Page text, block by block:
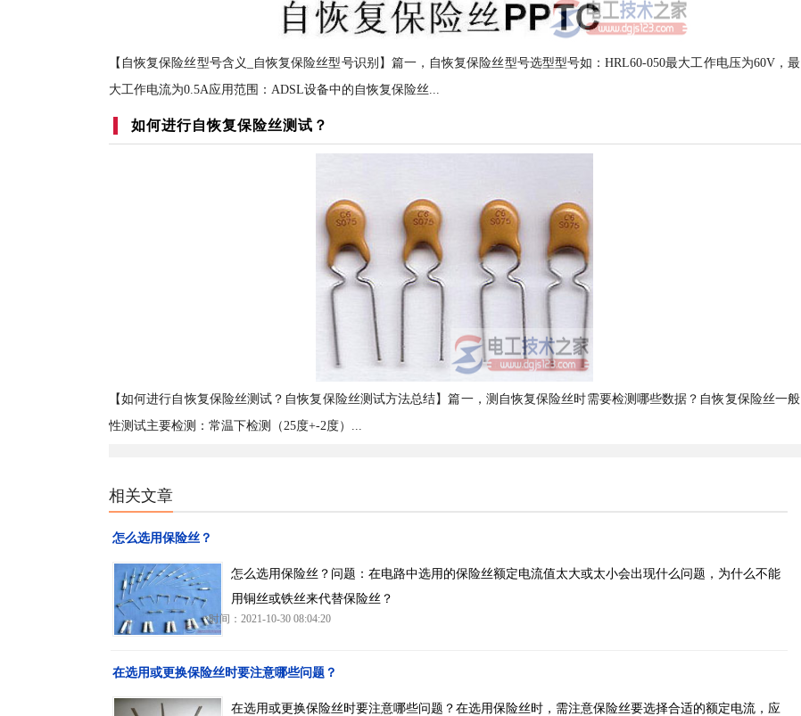
【自恢复保险丝型号含义_自恢复保险丝型号识别】篇一，自恢复保险丝型号选型型号如：HRL60-050最大工作电压为60V，最
大工作电流为0.5A应用范围：ADSL设备中的自恢复保险丝...
如何进行自恢复保险丝测试？
【如何进行自恢复保险丝测试？自恢复保险丝测试方法总结】篇一，测自恢复保险丝时需要检测哪些数据？自恢复保险丝一般
性测试主要检测：常温下检测（25度+-2度）...
相关文章
怎么选用保险丝？
怎么选用保险丝？问题：在电路中选用的保险丝额定电流值太大或太小会出现什么问题，为什么不能
用铜丝或铁丝来代替保险丝？
时间：2021-10-30 08:04:20
在选用或更换保险丝时要注意哪些问题？
在选用或更换保险丝时要注意哪些问题？在选用保险丝时，需注意保险丝要选择合适的额定电流，应